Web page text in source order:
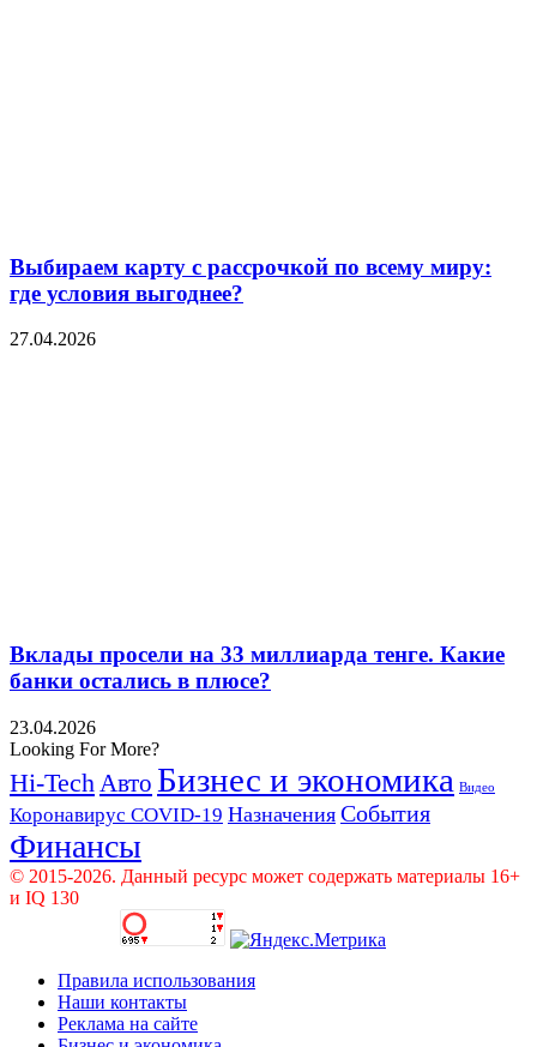
Выбираем карту с рассрочкой по всему миру:
где условия выгоднее?
27.04.2026
Вклады просели на 33 миллиарда тенге. Какие
банки остались в плюсе?
23.04.2026
Looking For More?
Hi-Tech Авто Бизнес и экономика Видео
Коронавирус COVID-19 Назначения События
Финансы
© 2015-2026. Данный ресурс может содержать материалы 16+
и IQ 130
Правила использования
Наши контакты
Реклама на сайте